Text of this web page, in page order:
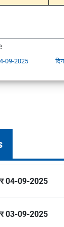
09-2025
04-09-2025
03-09-2025